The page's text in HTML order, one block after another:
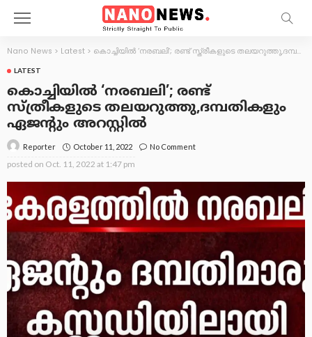
Nano News > Latest > കൊച്ചിയിൽ ‘നരബലി’; രണ്ട് സ്ത്രീകളുടെ തലയറുത്തു,ദമ്പതികളും ഏജന്റും അറസ്റ്റിൽ
LATEST
കൊച്ചിയിൽ ‘നരബലി’; രണ്ട്
സ്ത്രീകളുടെ തലയറുത്തു,ദമ്പതികളും
ഏജന്റും അറസ്റ്റിൽ
Reporter October 11, 2022 No Comment
posted on Oct. 11, 2022 at 1:47 pm